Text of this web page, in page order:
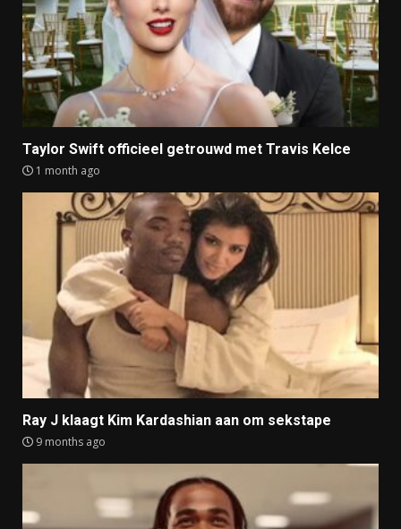
Taylor Swift officieel getrouwd met Travis Kelce
1 month ago
Ray J klaagt Kim Kardashian aan om sekstape
9 months ago